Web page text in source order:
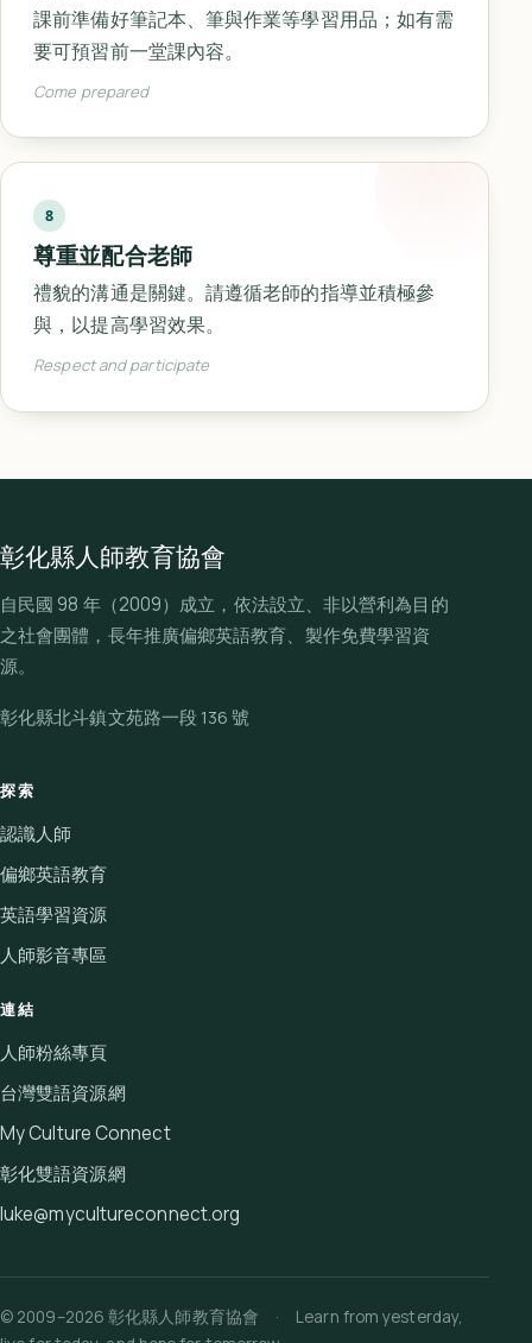
課前準備好筆記本、筆與作業等學習用品；如有需
要可預習前一堂課內容。
Come prepared
8
尊重並配合老師
禮貌的溝通是關鍵。請遵循老師的指導並積極參
與，以提高學習效果。
Respect and participate
彰化縣人師教育協會
自民國 98 年（2009）成立，依法設立、非以營利為目的
之社會團體，長年推廣偏鄉英語教育、製作免費學習資
源。
彰化縣北斗鎮文苑路一段 136 號
探索
認識人師
偏鄉英語教育
英語學習資源
人師影音專區
連結
人師粉絲專頁
台灣雙語資源網
My Culture Connect
彰化雙語資源網
luke@mycultureconnect.org
© 2009–2026 彰化縣人師教育協會 · Learn from yesterday,